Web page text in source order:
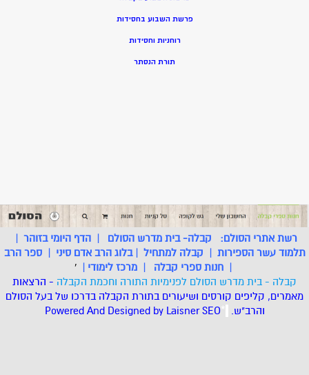
פרשת השבוע בחסידות
רוחניות וחסידות
תורת הנסתר
רשת אתרי הסולם: קבלה- בית מדרש הסולם |הדף היומי בזוהר |
תלמוד עשר הספירות | קבלה למתחיל |בלוג הרב אדם סיני |ספר הרב
| חנות ספרי קבלה | מרכז לימודי |
'
קבלה - בית מדרש הסולם לפנימיות התורה וחכמת הקבלה - הרצאות
מאמרים, קליפים קורסים ושיעורים בתורת הקבלה בדרכו של בעל הסולם
והרב"ש. *
Powered And Designed by LaisnerSEO